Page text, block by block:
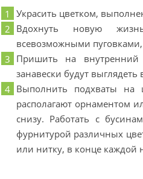
Украсить цветком,
Вдохнуть новую
всевозможными
Пришить на
занавески будут
Выполнить подхваты на
располагают орнаментом
снизу. Работать с
фурнитурой различных
или нитку, в конце каждой